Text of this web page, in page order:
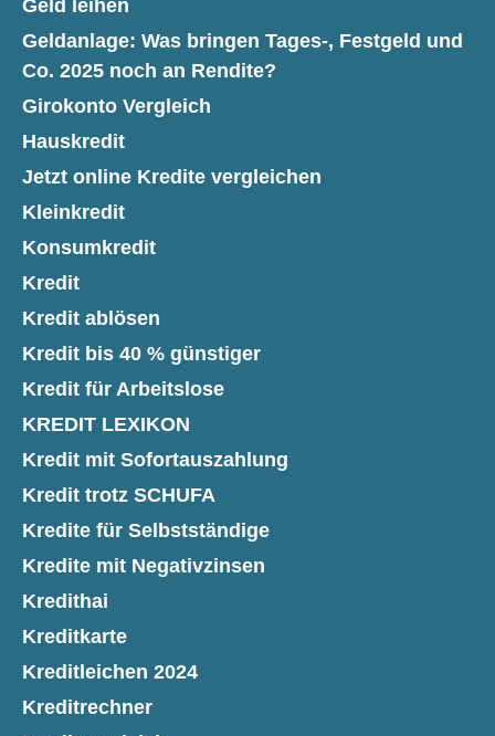
Geld leihen
Geldanlage: Was bringen Tages-, Festgeld und
Co. 2025 noch an Rendite?
Girokonto Vergleich
Hauskredit
Jetzt online Kredite vergleichen
Kleinkredit
Konsumkredit
Kredit
Kredit ablösen
Kredit bis 40 % günstiger
Kredit für Arbeitslose
KREDIT LEXIKON
Kredit mit Sofortauszahlung
Kredit trotz SCHUFA
Kredite für Selbstständige
Kredite mit Negativzinsen
Kredithai
Kreditkarte
Kreditleichen 2024
Kreditrechner